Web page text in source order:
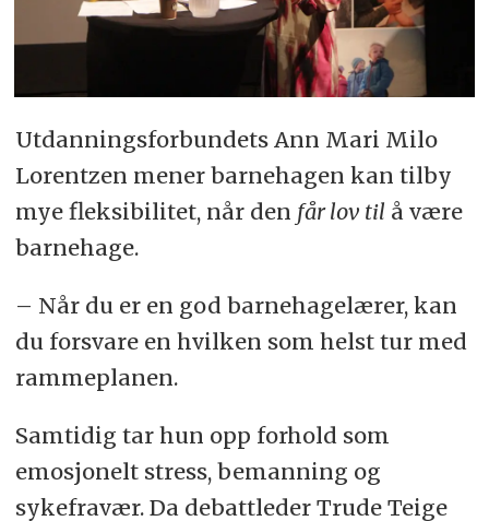
Utdanningsforbundets Ann Mari Milo
Lorentzen mener barnehagen kan tilby
mye fleksibilitet, når den får lov til å være
barnehage.
– Når du er en god barnehagelærer, kan
du forsvare en hvilken som helst tur med
rammeplanen.
Samtidig tar hun opp forhold som
emosjonelt stress, bemanning og
sykefravær. Da debattleder Trude Teige